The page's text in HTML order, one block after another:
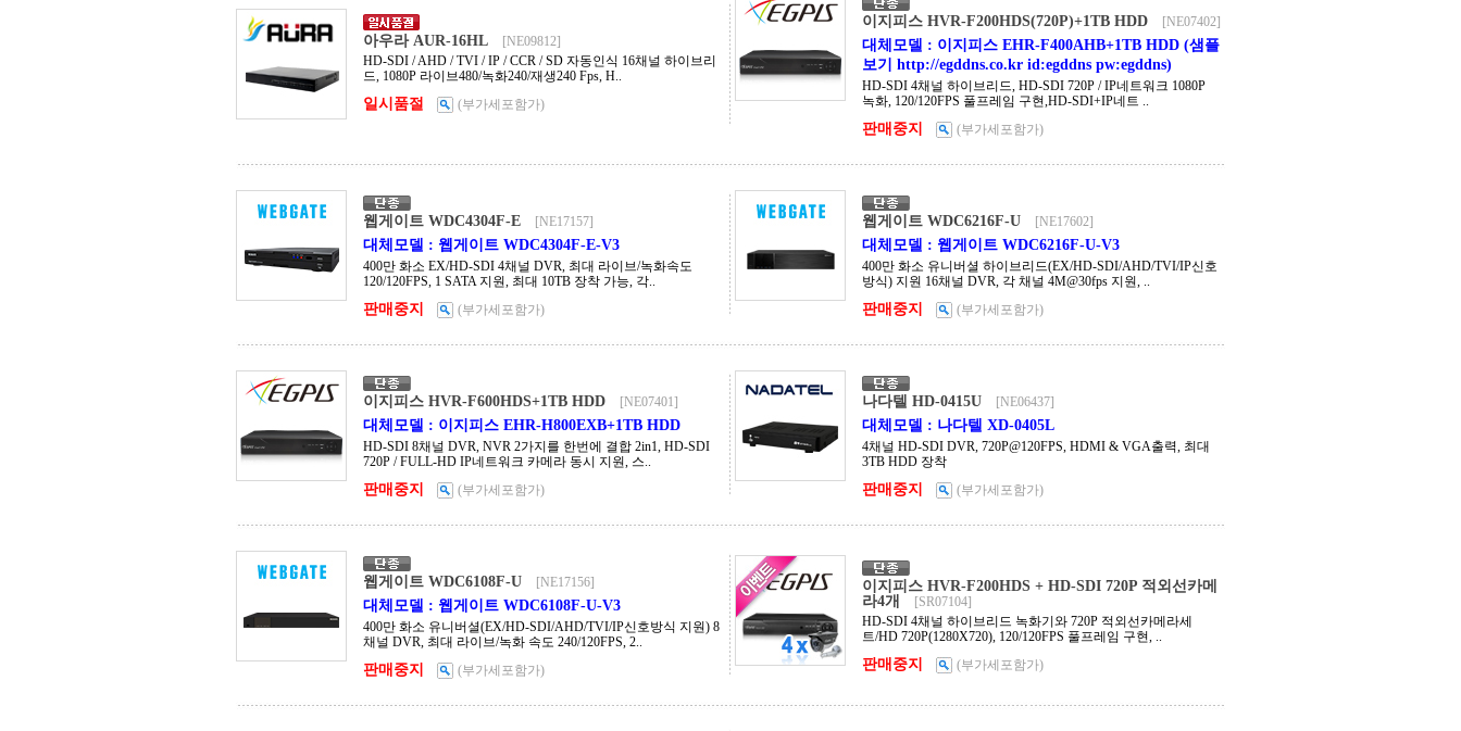
아우라 AUR-16HL
[NE09812]
HD-SDI / AHD / TVI / IP / CCR / SD 자동인식 16채널 하이브리
드, 1080P 라이브480/녹화240/재생240 Fps, H..
일시품절 (부가세포함가)
이지피스 HVR-F200HDS(720P)+1TB HDD [NE07402]
대체모델 : 이지피스 EHR-F400AHB+1TB HDD (샘플
보기 http://egddns.co.kr id:egddns pw:egddns)
HD-SDI 4채널 하이브리드, HD-SDI 720P / IP네트워크 1080P
녹화, 120/120FPS 풀프레임 구현,HD-SDI+IP네트 ..
판매중지 (부가세포함가)
웹게이트 WDC4304F-E [NE17157]
대체모델 : 웹게이트 WDC4304F-E-V3
400만 화소 EX/HD-SDI 4채널 DVR, 최대 라이브/녹화속도
120/120FPS, 1 SATA 지원, 최대 10TB 장착 가능, 각..
판매중지 (부가세포함가)
웹게이트 WDC6216F-U [NE17602]
대체모델 : 웹게이트 WDC6216F-U-V3
400만 화소 유니버셜 하이브리드(EX/HD-SDI/AHD/TVI/IP신호
방식) 지원 16채널 DVR, 각 채널 4M@30fps 지원, ..
판매중지 (부가세포함가)
이지피스 HVR-F600HDS+1TB HDD [NE07401]
대체모델 : 이지피스 EHR-H800EXB+1TB HDD
HD-SDI 8채널 DVR, NVR 2가지를 한번에 결합 2in1, HD-SDI
720P / FULL-HD IP네트워크 카메라 동시 지원, 스..
판매중지 (부가세포함가)
나다텔 HD-0415U [NE06437]
대체모델 : 나다텔 XD-0405L
4채널 HD-SDI DVR, 720P@120FPS, HDMI & VGA출력, 최대
3TB HDD 장착
판매중지 (부가세포함가)
웹게이트 WDC6108F-U [NE17156]
대체모델 : 웹게이트 WDC6108F-U-V3
400만 화소 유니버셜(EX/HD-SDI/AHD/TVI/IP신호방식 지원) 8
채널 DVR, 최대 라이브/녹화 속도 240/120FPS, 2..
판매중지 (부가세포함가)
이지피스 HVR-F200HDS + HD-SDI 720P 적외선카메
라4개
[SR07104]
HD-SDI 4채널 하이브리드 녹화기와 720P 적외선카메라세
트/HD 720P(1280X720), 120/120FPS 풀프레임 구현, ..
판매중지 (부가세포함가)